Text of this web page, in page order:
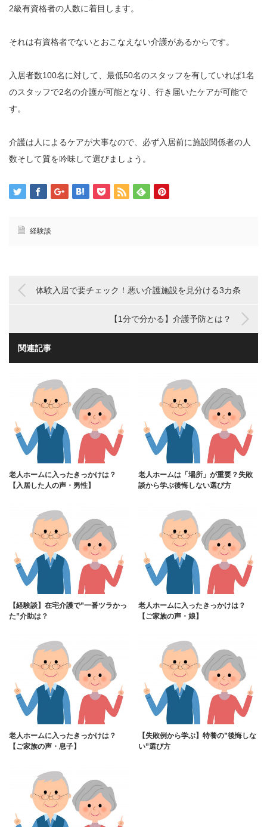
2級有資格者の人数に着目します。
それは有資格者でないとおこなえない介護があるからです。
入居者数100名に対して、最低50名のスタッフを有していれば1名
のスタッフで2名の介護が可能となり、行き届いたケアが可能で
す。
介護は人によるケアが大事なので、必ず入居前に施設関係者の人
数そして質を吟味して選びましょう。
経験談
体験入居で要チェック！悪い介護施設を見分ける3カ条
【1分で分かる】介護予防とは？
関連記事
老人ホームに入ったきっかけは？
【入居した人の声・男性】
老人ホームは「場所」が重要？失敗
談から学ぶ後悔しない選び方
【経験談】在宅介護で”一番ツラかっ
た”介助は？
老人ホームに入ったきっかけは？
【ご家族の声・娘】
老人ホームに入ったきっかけは？
【ご家族の声・息子】
【失敗例から学ぶ】特養の”後悔しな
い”選び方